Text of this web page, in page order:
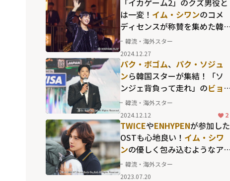
「イカゲーム2」のクズ男役と
は一変！ イム・シワンのコメ
ディセンスが称賛を集めた韓
国版「SNL」のシーズン5
韓流・海外スター
2024.12.27
パク・ボゴム、 パク・ソジュ
ンら韓国スターが集結！「ソ
ンジェ背負って走れ」のビョ
ン・ウソクのOST歌唱も印象
深い「2024 MAMA AWARDS」
の名場面
韓流・海外スター
2024.12.12
2
TWICEやENHYPENが参加した
OSTも心地良い！ イム・シワ
ンの優しく包み込むようなア
プローチに癒される大人のラ
ブロマンス
韓流・海外スター
2023.07.20